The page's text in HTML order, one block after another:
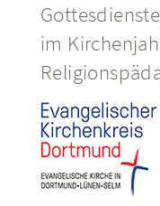
im